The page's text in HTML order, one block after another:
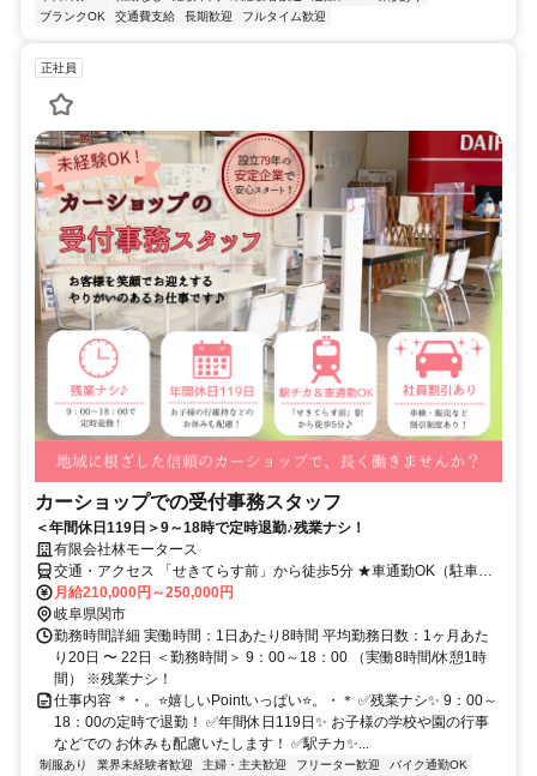
ブランクOK
交通費支給 長期歓迎 フルタイム歓迎
正社員
カーショップでの受付事務スタッフ
＜年間休日119日＞9～18時で定時退勤♪残業ナシ！
有限会社林モータース
交通・アクセス 「せきてらす前」から徒歩5分 ★車通勤OK（駐車場
あり）
月給210,000円～250,000円
岐阜県関市
勤務時間詳細 実働時間：1日あたり8時間 平均勤務日数：1ヶ月あた
り20日 〜 22日 ＜勤務時間＞ 9：00～18：00 （実働8時間/休憩1時
間） ※残業ナシ！
仕事内容 ＊・。⭐嬉しいPointいっぱい⭐。・＊ ✅残業ナシ✨ 9：00～
18：00の定時で退勤！ ✅年間休日119日✨ お子様の学校や園の行事
などでの お休みも配慮いたします！ ✅駅チカ✨...
制服あり 業界未経験者歓迎 主婦・主夫歓迎 フリーター歓迎
バイク通勤OK